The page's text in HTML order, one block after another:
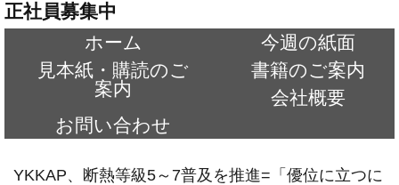
正社員募集中
ホーム
今週の紙面
見本紙・購読のご
案内
書籍のご案内
会社概要
お問い合わせ
YKKAP、断熱等級5～7普及を推進=「優位に立つに